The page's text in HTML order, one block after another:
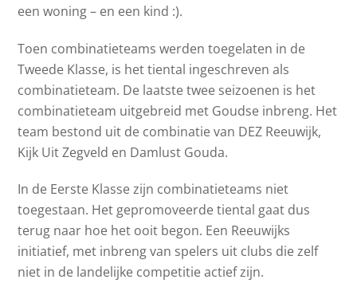
een woning – en een kind :).
Toen combinatieteams werden toegelaten in de
Tweede Klasse, is het tiental ingeschreven als
combinatieteam. De laatste twee seizoenen is het
combinatieteam uitgebreid met Goudse inbreng. Het
team bestond uit de combinatie van DEZ Reeuwijk,
Kijk Uit Zegveld en Damlust Gouda.
In de Eerste Klasse zijn combinatieteams niet
toegestaan. Het gepromoveerde tiental gaat dus
terug naar hoe het ooit begon. Een Reeuwijks
initiatief, met inbreng van spelers uit clubs die zelf
niet in de landelijke competitie actief zijn.